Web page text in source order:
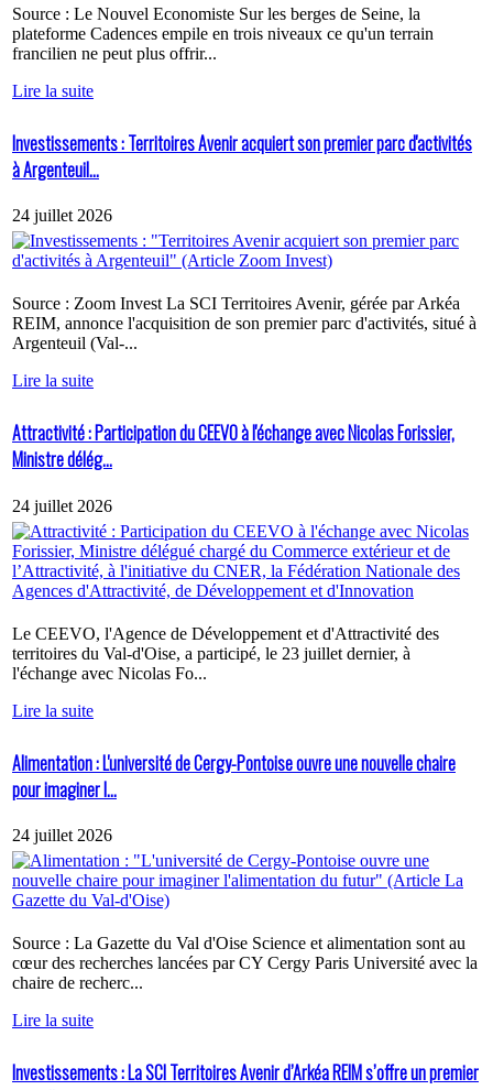
Source : Le Nouvel Economiste Sur les berges de Seine, la
plateforme Cadences empile en trois niveaux ce qu'un terrain
francilien ne peut plus offrir...
Lire la suite
Investissements : Territoires Avenir acquiert son premier parc d'activités
à Argenteuil...
24 juillet 2026
Source : Zoom Invest La SCI Territoires Avenir, gérée par Arkéa
REIM, annonce l'acquisition de son premier parc d'activités, situé à
Argenteuil (Val-...
Lire la suite
Attractivité : Participation du CEEVO à l'échange avec Nicolas Forissier,
Ministre délég...
24 juillet 2026
Le CEEVO, l'Agence de Développement et d'Attractivité des
territoires du Val-d'Oise, a participé, le 23 juillet dernier, à
l'échange avec Nicolas Fo...
Lire la suite
Alimentation : L'université de Cergy-Pontoise ouvre une nouvelle chaire
pour imaginer l...
24 juillet 2026
Source : La Gazette du Val d'Oise Science et alimentation sont au
cœur des recherches lancées par CY Cergy Paris Université avec la
chaire de recherc...
Lire la suite
Investissements : La SCI Territoires Avenir d’Arkéa REIM s’offre un premier